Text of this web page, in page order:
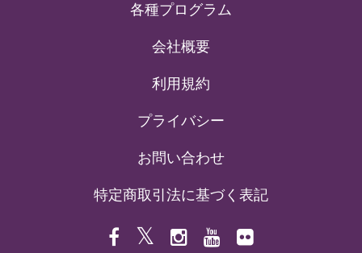
各種プログラム
会社概要
利用規約
プライバシー
お問い合わせ
特定商取引法に基づく表記